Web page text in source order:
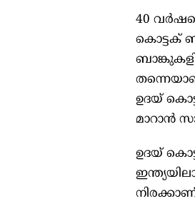
40
കൊട്ടക്
ഉദയ്
മാറാൻ
ഉദയ്